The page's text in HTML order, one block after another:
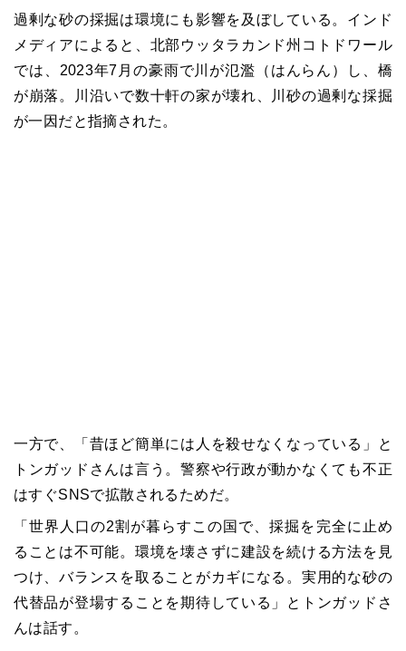
過剰な砂の採掘は環境にも影響を及ぼしている。インド
メディアによると、北部ウッタラカンド州コトドワール
では、 2023年7 月の豪雨で川が氾濫（はんらん）し、橋
が崩落。川沿いで数十軒の家が壊れ、川砂の過剰な採掘
が一因だと指摘された。
一方で、「昔ほど簡単には人を殺せなくなっている」と
トンガッドさんは言う。警察や行政が動かなくても不正
はすぐSNSで拡散されるためだ。
「世界人口の2割が暮らすこの国で、採掘を完全に止め
ることは不可能。環境を壊さずに建設を続ける方法を見
つけ、バランスを取ることがカギになる。実用的な砂の
代替品が登場することを期待している」とトンガッドさ
んは話す。